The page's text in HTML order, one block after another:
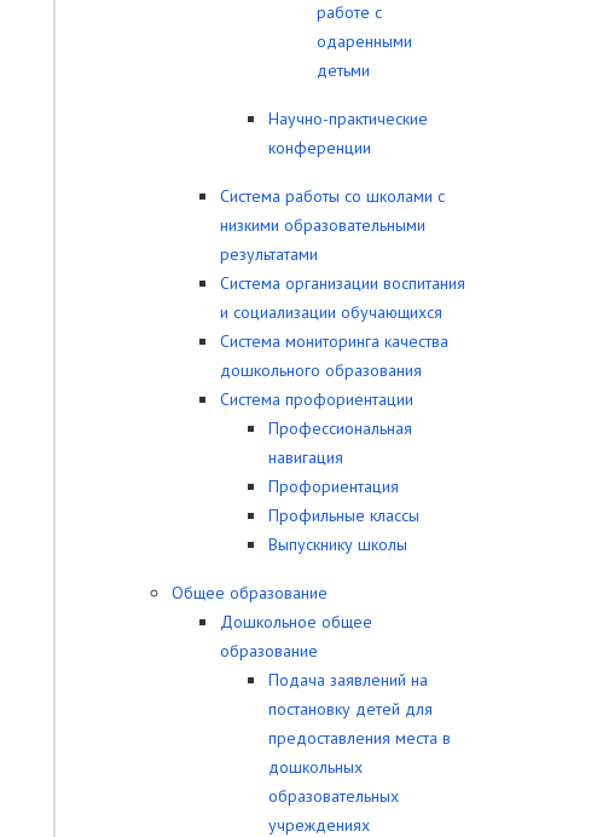
работе с
одаренными
детьми
Научно-практические
конференции
Система работы со школами с
низкими образовательными
результатами
Система организации воспитания
и социализации обучающихся
Система мониторинга качества
дошкольного образования
Система профориентации
Профессиональная
навигация
Профориентация
Профильные классы
Выпускнику школы
Общее образование
Дошкольное общее
образование
Подача заявлений на
постановку детей для
предоставления места в
дошкольных
образовательных
учреждениях